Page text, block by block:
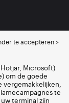
te accepteren >
Microsoft)
om de goede
te
terminal zijn